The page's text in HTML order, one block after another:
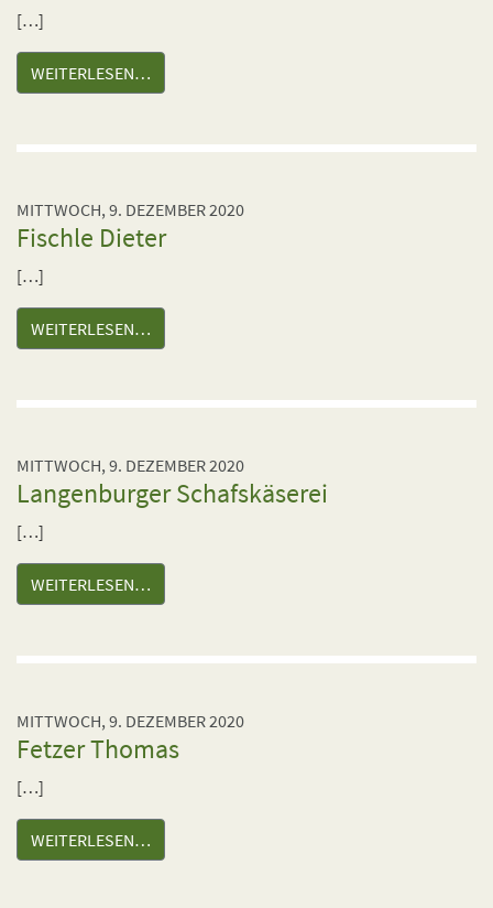
[…]
WEITERLESEN…
MITTWOCH, 9. DEZEMBER 2020
Fischle Dieter
[…]
WEITERLESEN…
MITTWOCH, 9. DEZEMBER 2020
Langenburger Schafskäserei
[…]
WEITERLESEN…
MITTWOCH, 9. DEZEMBER 2020
Fetzer Thomas
[…]
WEITERLESEN…